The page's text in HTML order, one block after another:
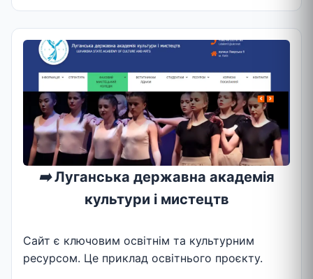
➡️Луганська державна академія
культури і мистецтв
Сайт є ключовим освітнім та культурним
ресурсом. Це приклад освітнього проєкту.